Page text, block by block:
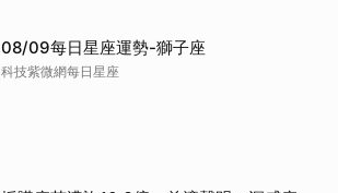
08/09每日星座運勢-獅子座
科技紫微網每日星座